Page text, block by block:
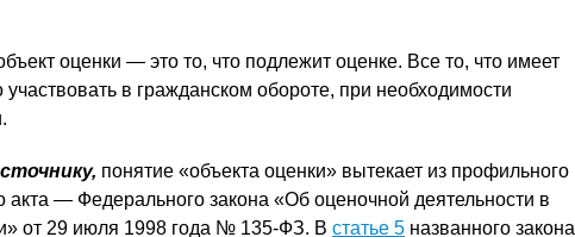
оценки — это то, что подлежит оценке. Все то, что имеет
участвовать в гражданском обороте, при необходимости
понятие «объекта оценки» вытекает из профильного
акта — Федерального закона «Об оценочной деятельности в
от 29 июля 1998 года № 135-ФЗ. В статье 5 названного закона